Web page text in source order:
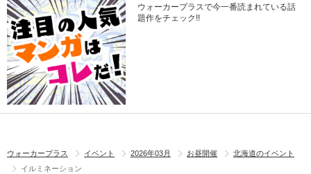
ウォーカープラスで今一番読まれている話
題作をチェック!!
ウォーカープラス イベント 2026年03月 お昼開催
北海道のイベント
イルミネーション